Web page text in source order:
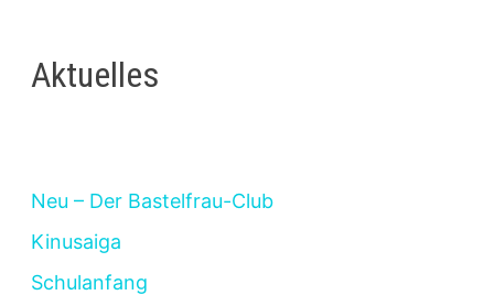
Aktuelles
Neu – Der Bastelfrau-Club
Kinusaiga
Schulanfang